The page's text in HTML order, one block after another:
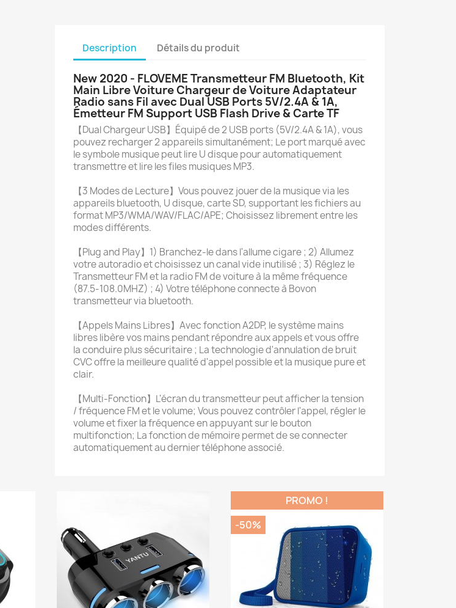
Description Détails du produit
New 2020 - FLOVEME Transmetteur FM Bluetooth, Kit
Main Libre Voiture Chargeur de Voiture Adaptateur
Radio sans Fil avec Dual USB Ports 5V/2.4A & 1A,
Émetteur FM Support USB Flash Drive & Carte TF
【Dual Chargeur USB】Équipé de 2 USB ports (5V/2.4A & 1A), vous
pouvez recharger 2 appareils simultanément; Le port marqué avec
le symbole musique peut lire U disque pour automatiquement
transmettre et lire les files musiques MP3.
【3 Modes de Lecture】Vous pouvez jouer de la musique via les
appareils bluetooth, U disque, carte SD, supportant les fichiers au
format MP3/WMA/WAV/FLAC/APE; Choisissez librement entre les
modes différents.
【Plug and Play】1) Branchez-le dans l'allume cigare ; 2) Allumez
votre autoradio et choisissez un canal vide inutilisé ; 3) Réglez le
Transmetteur FM et la radio FM de voiture à la même fréquence
(87.5-108.0MHZ) ; 4) Votre téléphone connecte à Bovon
transmetteur via bluetooth.
【Appels Mains Libres】Avec fonction A2DP, le système mains
libres libère vos mains pendant répondre aux appels et vous offre
la conduire plus sécuritaire ; La technologie d'annulation de bruit
CVC offre la meilleure qualité d'appel possible et la musique pure et
clair.
【Multi-Fonction】L'écran du transmetteur peut afficher la tension
/ fréquence FM et le volume; Vous pouvez contrôler l'appel, régler le
volume et fixer la fréquence en appuyant sur le bouton
multifonction; La fonction de mémoire permet de se connecter
automatiquement au dernier téléphone associé.
PROMO !
-50%